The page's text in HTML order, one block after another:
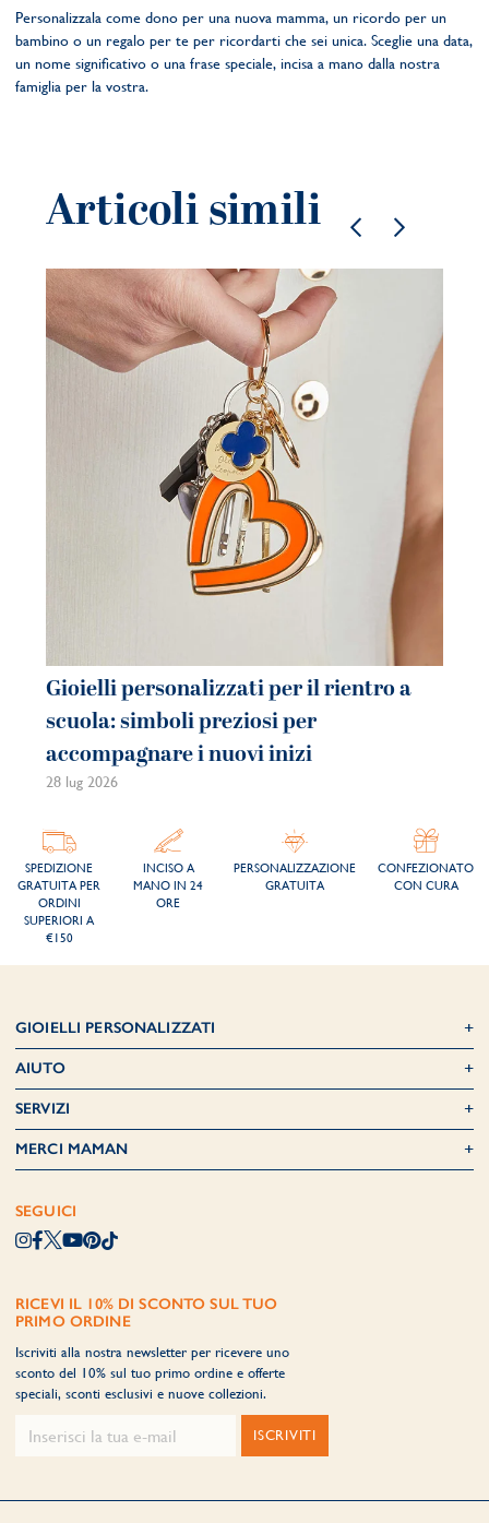
Personalizzala come dono per una nuova mamma, un ricordo per un
bambino o un regalo per te per ricordarti che sei unica. Sceglie una data,
un nome significativo o una frase speciale, incisa a mano dalla nostra
famiglia per la vostra.
Articoli simili
Gioielli personalizzati per il rientro a
scuola: simboli preziosi per
accompagnare i nuovi inizi
28 lug 2026
SPEDIZIONE
GRATUITA PER
ORDINI
SUPERIORI A
€150
INCISO A
MANO IN 24
ORE
PERSONALIZZAZIONE
GRATUITA
CONFEZIONATO
CON CURA
GIOIELLI PERSONALIZZATI
AIUTO
SERVIZI
MERCI MAMAN
SEGUICI
RICEVI IL 10% DI SCONTO SUL TUO
PRIMO ORDINE
Iscriviti alla nostra newsletter per ricevere uno
sconto del 10% sul tuo primo ordine e offerte
speciali, sconti esclusivi e nuove collezioni.
ISCRIVITI